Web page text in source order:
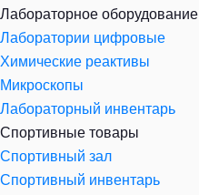
Лабораторное оборудование
Лаборатории цифровые
Химические реактивы
Микроскопы
Лабораторный инвентарь
Спортивные товары
Спортивный зал
Спортивный инвентарь